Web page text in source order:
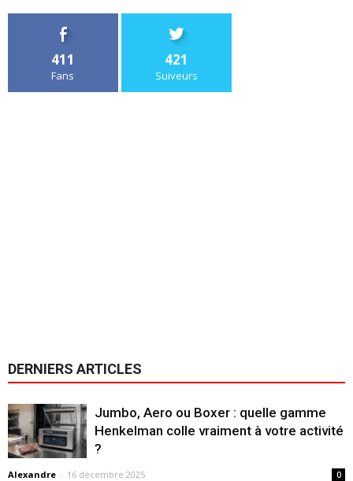
411
Fans
421
Suiveurs
DERNIERS ARTICLES
Jumbo, Aero ou Boxer : quelle gamme
Henkelman colle vraiment à votre activité
?
Alexandre - 16 décembre 2025 0